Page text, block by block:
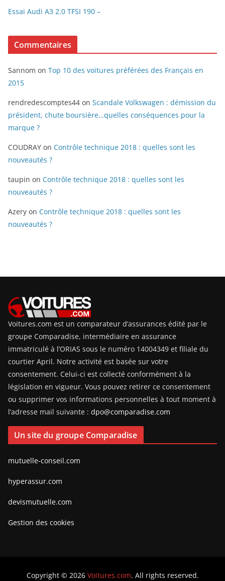
Essai Audi A3 2.0 TFSI 190 –
Commentaires
Sannom on Top 10 des voitures préférées des Français en
2015
rendredescomptes44 on Scandale Volkswagen : démission du
président, chute boursière…quelles conséquences pour la
marque ?
COUDRAY on Contrôle technique 2018 : quelles sont les
nouveautés ?
taupin on Contrôle technique 2018 : quelles sont les
nouveautés ?
Azery on Contrôle technique 2018 : quelles sont les
nouveautés ?
Voitures.com est un comparateur d’assurances édité par le
groupe Comparadise, intermédiaire en assurance
immatriculé à l’ORIAS sous le numéro 14004349 et filiale du
courtier April. Notre activité est basée sur votre
consentement. Celui-ci est collecté conformément à la
législation en vigueur. Vous pouvez retirer ce consentement
ou supprimer vos informations personnelles à tout moment à
l’adresse mail suivante : dpo@comparadise.com
Un site du groupe Comparadise
mutuelle-conseil.com
hyperassur.com
devismutuelle.com
Gestion des cookies
Copyright © 2026 Voitures.com. All rights reserved.